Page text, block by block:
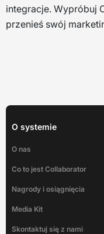
integracje. Wypróbuj
przenieś swój
O systemie
O nas
Co to jest Collaborator
Nagrody i osiągnięcia
Media Kit
Skontaktuj się z nami